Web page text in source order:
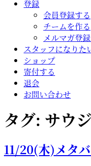
登録
会員登録する
チームを作る
メルマガ登
スタッフになりた
ショップ
寄付する
退会
お問い合わせ
タグ: サウジ
11/20(木)メタ